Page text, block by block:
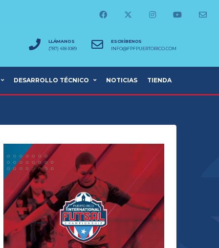
LLÁMANOS
(787) 418-1089
ESCRÍBENOS
INFO@FPFPUERTORICO.COM
DESARROLLO TÉCNICO NOTICIAS TIENDA